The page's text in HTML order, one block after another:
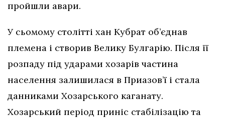
пройшли авари.
У сьомому столітті хан Кубрат об’єднав
племена і створив Велику Булгарію. Після її
розпаду під ударами хозарів частина
населення залишилася в Приазов’ї і стала
данниками Хозарського каганату.
Хозарський період приніс стабілізацію та